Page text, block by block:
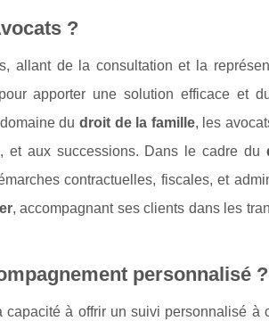
?
allant de la consultation et la
apporter une solution efficace et
dudroit de la famille, les
et aux successions. Dans le cadre du
contractuelles, fiscales, et
, accompagnant ses clients dans les
personnalisé ?
à offrir un suivi personnalisé à